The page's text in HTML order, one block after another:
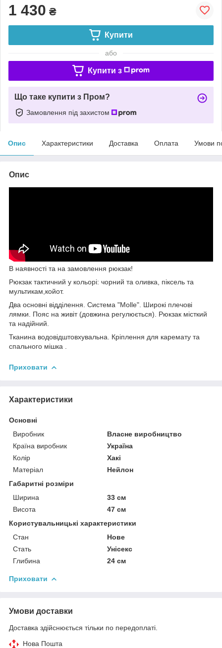
1 430 ₴
Купити
або
Купити з
Що таке купити з Пром?
Замовлення під захистом
Опис Характеристики Доставка Оплата Умови
Опис
В наявності та на замовлення рюкзак!
Рюкзак тактичний у кольорі: чорний та оливка, піксель та
мультикам,койот.
Два основні відділення. Система "Molle". Широкі плечові
лямки. Пояс на живіт (довжина регулюється). Рюкзак місткий
та надійний.
Тканина водовідштовхувальна. Кріплення для каремату та
спального мішка .
Приховати
Характеристики
Основні
Виробник
Власне виробництво
Країна виробник
Україна
Колір
Хакі
Матеріал
Нейлон
Габаритні розміри
Ширина
33 см
Висота
47 см
Користувальницькі характеристики
Стан
Нове
Стать
Унісекс
Глибина
24 см
Приховати
Умови доставки
Доставка здійснюється тільки по передоплаті.
Нова Пошта